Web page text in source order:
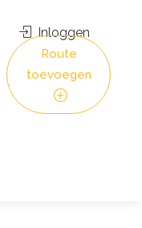
Inloggen
Route
toevoegen